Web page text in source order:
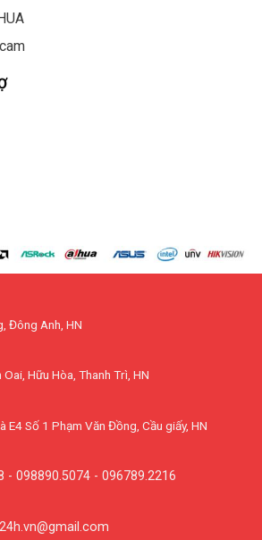
Đông Anh, HN
Hữu Hòa, Thanh Trì, HN
E4 Số 1 Phạm Văn Đồng, Cầu giấy, HN
- 098890.5074 - 096789.2216